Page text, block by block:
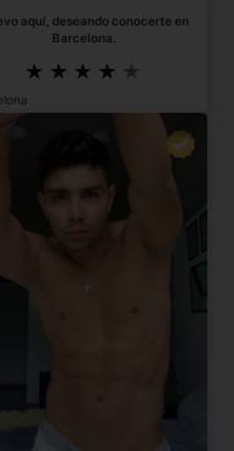
aquí, deseando conocerte en
Barcelona.